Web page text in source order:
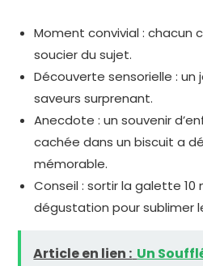
Moment convivial : chacun
soucier du sujet.
Découverte sensorielle :
saveurs surprenant.
Anecdote : un souvenir
cachée dans un biscuit a
mémorable.
Conseil : sortir la galette
dégustation pour sublimer
Article en lien : Un